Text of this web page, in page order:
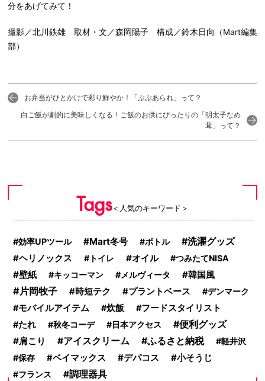
分をあげてみて！
撮影／北川鉄雄 取材・文／森岡陽子 構成／鈴木日向（Mart編集
部）
お弁当がひとかけで彩り鮮やか！「ぶぶあられ」って？
白ご飯が劇的に美味しくなる！ご飯のお供にぴったりの「明太子なめ
茸」って？
Tags＜人気のキーワード＞
効率UPツール Mart冬号 ボトル 洗濯グッズ
ヘリノックス トイレ オイル つみたてNISA
壁紙 キッコーマン メルヴィータ 韓国風
片岡牧子 時短テク プラントベース デンマーク
モバイルアイテム 炊飯
フードスタイリスト
たれ
秋冬コーデ 日本アクセス 便利グッズ
肩こり アイスクリーム ふるさと納税
軽井沢
保存
ベイマックス デパコス 小そうじ
フランス 調理器具